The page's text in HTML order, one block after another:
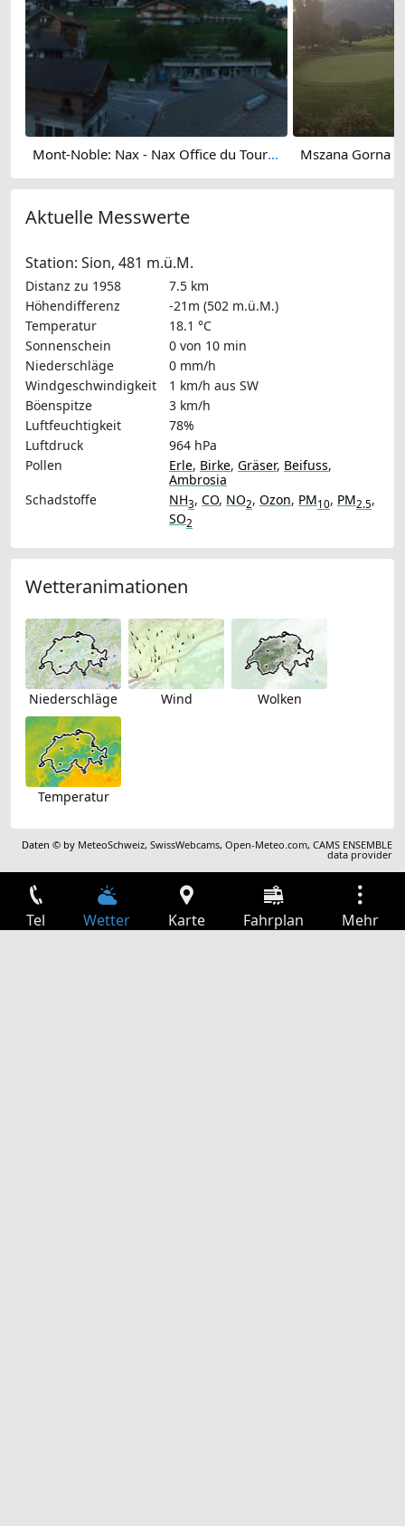
Mont-Noble: Nax - Nax Office du Tourisme
Aktuelle Messwerte
Station: Sion, 481 m.ü.M.
Distanz zu 1958
7.5 km
Höhendifferenz
-21m (502 m.ü.M.)
Temperatur
18.1 °C
Sonnenschein
0 von 10 min
Niederschläge
0 mm/h
Windgeschwindigkeit
1 km/h aus SW
Böenspitze
3 km/h
Luftfeuchtigkeit
78%
Luftdruck
964 hPa
Pollen
Erle, Birke, Gräser, Beifuss,
Ambrosia
Schadstoffe
NH3, CO, NO2, Ozon, PM10, PM2.5,
SO2
Wetteranimationen
Niederschläge Wind Wolken
Temperatur
Daten © by MeteoSchweiz,SwissWebcams,Open-Meteo.com,CAMS ENSEMBLE
data provider
Tel Wetter Karte Fahrplan Mehr